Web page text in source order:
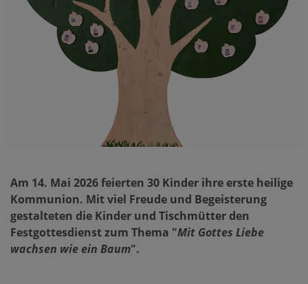
Am 14. Mai 2026 feierten 30 Kinder ihre erste heilige
Kommunion. Mit viel Freude und Begeisterung
gestalteten die Kinder und Tischmütter den
Festgottesdienst zum Thema "Mit Gottes Liebe
wachsen wie ein Baum".